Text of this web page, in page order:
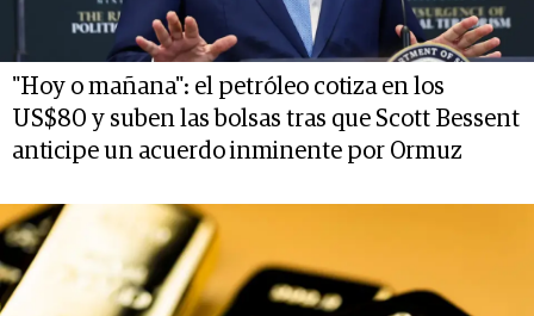
"Hoy o mañana": el petróleo cotiza en los
US$80 y suben las bolsas tras que Scott Bessent
anticipe un acuerdo inminente por Ormuz